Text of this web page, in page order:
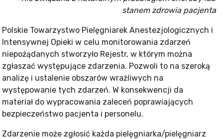
stanem zdrowia pacjenta
Polskie Towarzystwo Pielęgniarek Anestezjologicznych i
Intensywnej Opieki w celu monitorowania zdarzeń
niepożądanych stworzyło Rejestr, w którym można
zgłaszać występujące zdarzenia. Pozwoli to na szeroką
analizę i ustalenie obszarów wrażliwych na
występowanie tych zdarzeń. W konsekwencji da
materiał do wypracowania zaleceń poprawiających
bezpieczeństwo pacjenta i personelu.
Zdarzenie może zgłosić każda pielęgniarka/pielęgniarz